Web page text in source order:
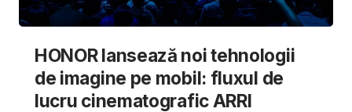
HONOR lansează noi tehnologii
de imagine pe mobil: fluxul de
lucru cinematografic ARRI